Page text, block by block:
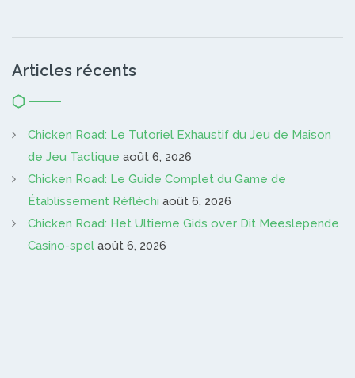
Articles récents
Chicken Road: Le Tutoriel Exhaustif du Jeu de Maison
de Jeu Tactique août 6, 2026
Chicken Road: Le Guide Complet du Game de
Établissement Réfléchi août 6, 2026
Chicken Road: Het Ultieme Gids over Dit Meeslepende
Casino-spel août 6, 2026